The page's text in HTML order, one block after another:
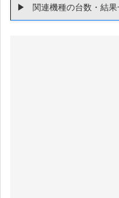
関連機種の台数・結